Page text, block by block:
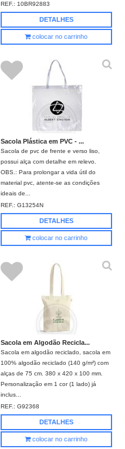
REF.: 10BR92883
DETALHES
colocar no carrinho
Sacola Plástica em PVC - ...
Sacola de pvc de frente e verso liso,
possui alça com detalhe em relevo.
OBS.: Para prolongar a vida útil do
material pvc, atente-se as condições
ideais de...
REF.:G13254N
DETALHES
colocar no carrinho
Sacola em Algodão Recicla...
Sacola em algodão reciclado, sacola em
100% algodão reciclado (140 g/m²) com
alças de 75 cm. 380 x 420 x 100 mm.
Personalização em 1 cor (1 lado) já
inclus...
REF.:G92368
DETALHES
colocar no carrinho